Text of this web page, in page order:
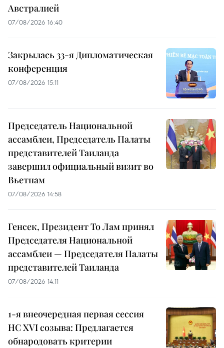
Австралией
07/08/2026 16:40
Закрылась 33-я Дипломатическая
конференция
07/08/2026 15:11
Председатель Национальной
ассамблеи, Председатель Палаты
представителей Таиланда
завершил официальный визит во
Вьетнам
07/08/2026 14:58
Генсек, Президент То Лам принял
Председателя Национальной
ассамблеи — Председателя Палаты
представителей Таиланда
07/08/2026 14:11
1-я внеочередная первая сессия
НС XVI созыва: Предлагается
обнародовать критерии